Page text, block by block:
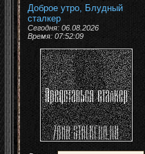
Доброе утро, Блудный
сталкер
Сегодня: 06.08.2026
Время: 07:52:10